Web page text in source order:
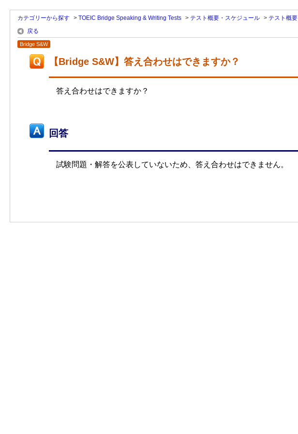
カテゴリーから探す > TOEIC Bridge Speaking & Writing Tests > テスト概要・スケジュール > テスト概要
戻る
Bridge S&W
【Bridge S&W】答え合わせはできますか？
答え合わせはできますか？
回答
試験問題・解答を公表していないため、答え合わせはできません。